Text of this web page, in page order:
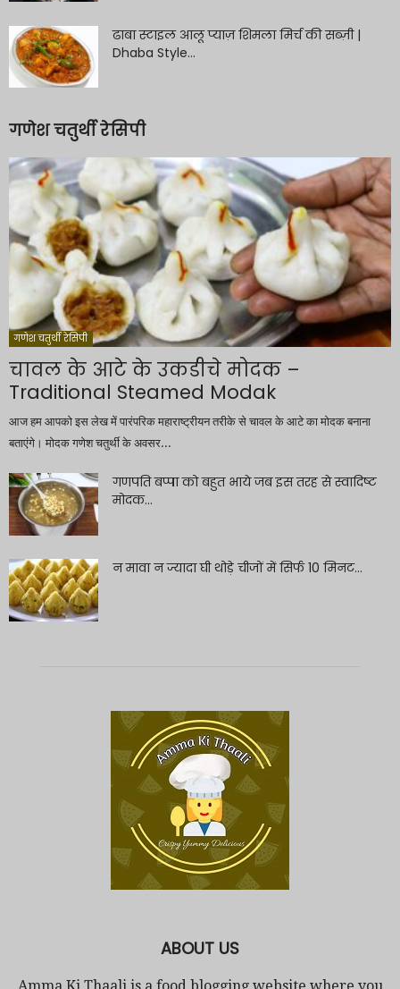
ढाबा स्टाइल आलू प्याज़ शिमला मिर्च की सब्ज़ी |
Dhaba Style...
गणेश चतुर्थी रेसिपी
गणेश चतुर्थी रेसिपी
चावल के आटे के उकडीचे मोदक –
Traditional Steamed Modak
आज हम आपको इस लेख में पारंपरिक महाराष्ट्रीयन तरीके से चावल के आटे का मोदक बनाना
बताएंगे। मोदक गणेश चतुर्थी के अवसर...
गणपति बप्पा को बहुत भाये जब इस तरह से स्वादिष्ट
मोदक...
न मावा न ज्यादा घी थोड़े चीजों में सिर्फ 10 मिनट...
ABOUT US